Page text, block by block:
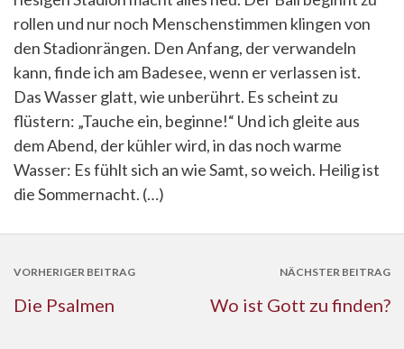
rollen und nur noch Menschenstimmen klingen von
den Stadionrängen. Den Anfang, der verwandeln
kann, finde ich am Badesee, wenn er verlassen ist.
Das Wasser glatt, wie unberührt. Es scheint zu
flüstern: „Tauche ein, beginne!“ Und ich gleite aus
dem Abend, der kühler wird, in das noch warme
Wasser: Es fühlt sich an wie Samt, so weich. Heilig ist
die Sommernacht. (…)
VORHERIGER BEITRAG
Die Psalmen
NÄCHSTER BEITRAG
Wo ist Gott zu finden?